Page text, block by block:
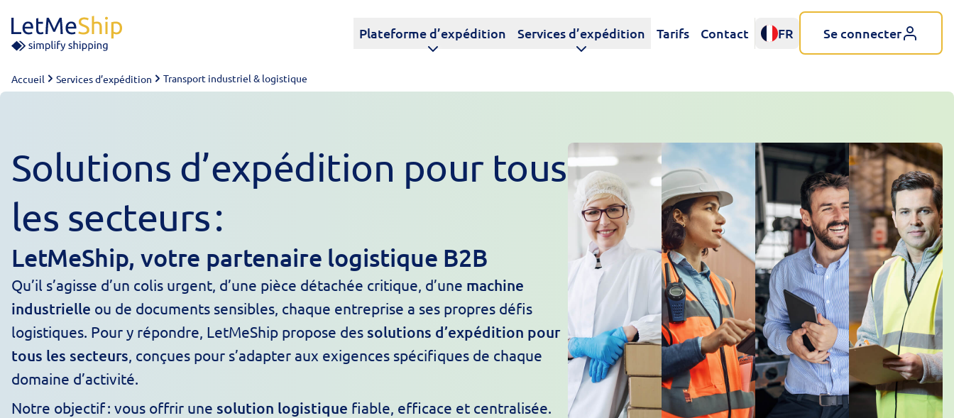
Plateforme d’expédition Services d’expédition Tarifs Contact FR Se connecter
Accueil Services d’expédition Transport industriel & logistique
Solutions d’expédition pour tous
les secteurs :
LetMeShip, votre partenaire logistique B2B
Qu’il s’agisse d’un colis urgent, d’une pièce détachée critique, d’une machine
industrielle ou de documents sensibles, chaque entreprise a ses propres défis
logistiques. Pour y répondre, LetMeShip propose des solutions d’expédition pour
tous les secteurs , conçues pour s’adapter aux exigences spécifiques de chaque
domaine d’activité.
Notre objectif : vous offrir une solution logistique fiable, efficace et centralisée.